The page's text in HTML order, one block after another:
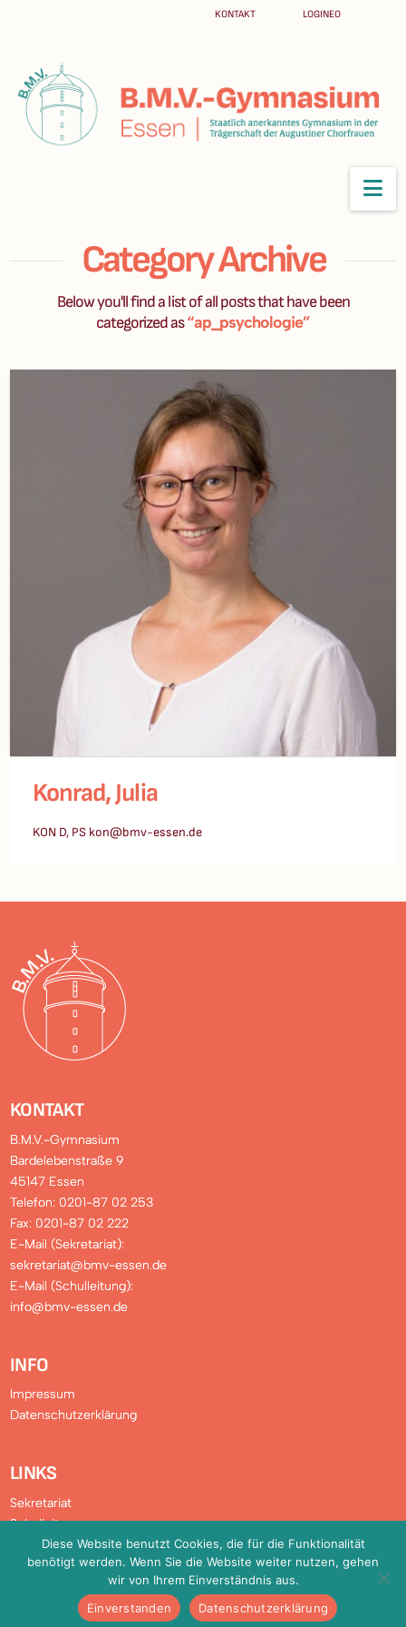
KONTAKT LOGINEO
Category Archive
Below you'll find a list of all posts that have been
categorized as“ap_psychologie”
Konrad, Julia
KON D, PS kon@bmv-essen.de
KONTAKT
B.M.V.-Gymnasium
Bardelebenstraße 9
45147 Essen
Telefon: 0201-87 02 253
Fax: 0201-87 02 222
E-Mail (Sekretariat):
sekretariat@bmv-essen.de
E-Mail (Schulleitung):
info@bmv-essen.de
INFO
Impressum
Datenschutzerklärung
LINKS
Sekretariat
Schulleitung
Verwaltung
Downloads
Diese Website benutzt Cookies, die für die Funktionalität
benötigt werden. Wenn Sie die Website weiter nutzen, gehen
wir von Ihrem Einverständnis aus.
Einverstanden
Datenschutzerklärung